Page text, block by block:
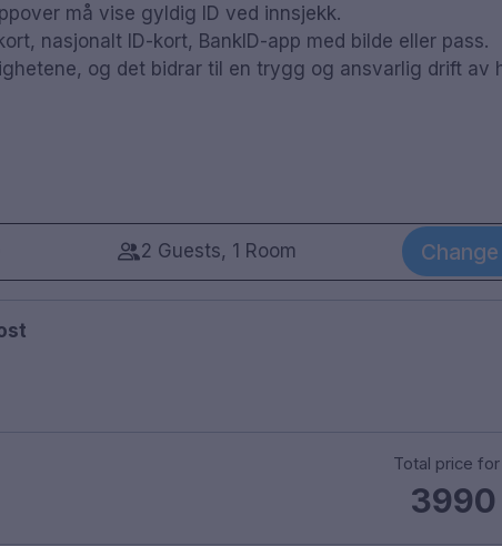
må vise gyldig ID ved innsjekk.
nasjonalt ID-kort, BankID-app med bilde eller pass.
og det bidrar til en trygg og ansvarlig drift av
2 Guests, 1 Room
Total price for
3990